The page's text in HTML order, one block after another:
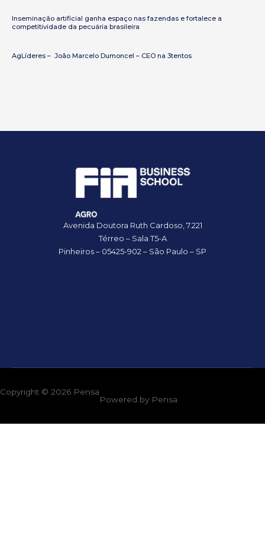
Inseminação artificial ganha espaço nas fazendas e fortalece a
competitividade da pecuária brasileira
AgLíderes – João Marcelo Dumoncel – CEO na 3tentos
Avenida Doutora Ruth Cardoso, 7.221
Térreo – Sala T5-A
Pinheiros – 05425-902 – São Paulo – SP
Copyright © 2026 Pensa
Powered by Pensa